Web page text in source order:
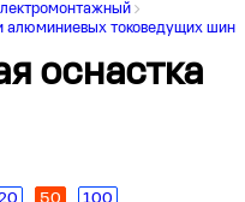
алюминиевых токоведущих шин
оснастка